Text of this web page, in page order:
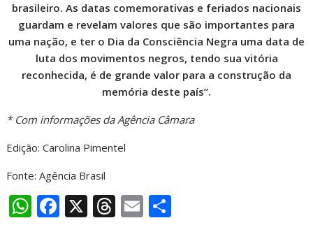
brasileiro. As datas comemorativas e feriados nacionais
guardam e revelam valores que são importantes para
uma nação, e ter o Dia da Consciência Negra uma data de
luta dos movimentos negros, tendo sua vitória
reconhecida, é de grande valor para a construção da
memória deste país”.
* Com informações da Agência Câmara
Edição: Carolina Pimentel
Fonte: Agência Brasil
W F X T E